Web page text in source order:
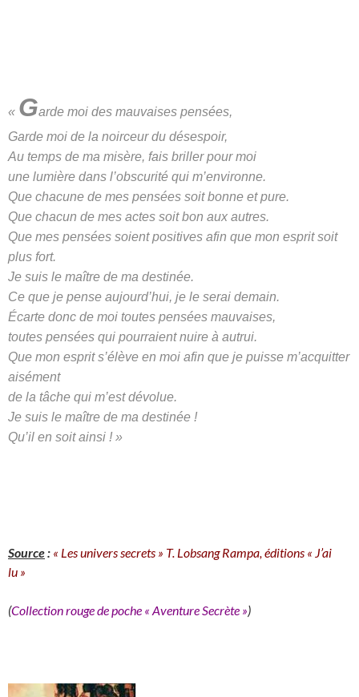
« Garde moi des mauvaises pensées,
Garde moi de la noirceur du désespoir,
Au temps de ma misère, fais briller pour moi
une lumière dans l’obscurité qui m’environne.
Que chacune de mes pensées soit bonne et pure.
Que chacun de mes actes soit bon aux autres.
Que mes pensées soient positives afin que mon esprit soit
plus fort.
Je suis le maître de ma destinée.
Ce que je pense aujourd’hui, je le serai demain.
Écarte donc de moi toutes pensées mauvaises,
toutes pensées qui pourraient nuire à autrui.
Que mon esprit s’élève en moi afin que je puisse m’acquitter
aisément
de la tâche qui m’est dévolue.
Je suis le maître de ma destinée !
Qu’il en soit ainsi ! »
Source : « Les univers secrets » T. Lobsang Rampa, éditions « J’ai
lu »
(Collection rouge de poche « Aventure Secrète »)